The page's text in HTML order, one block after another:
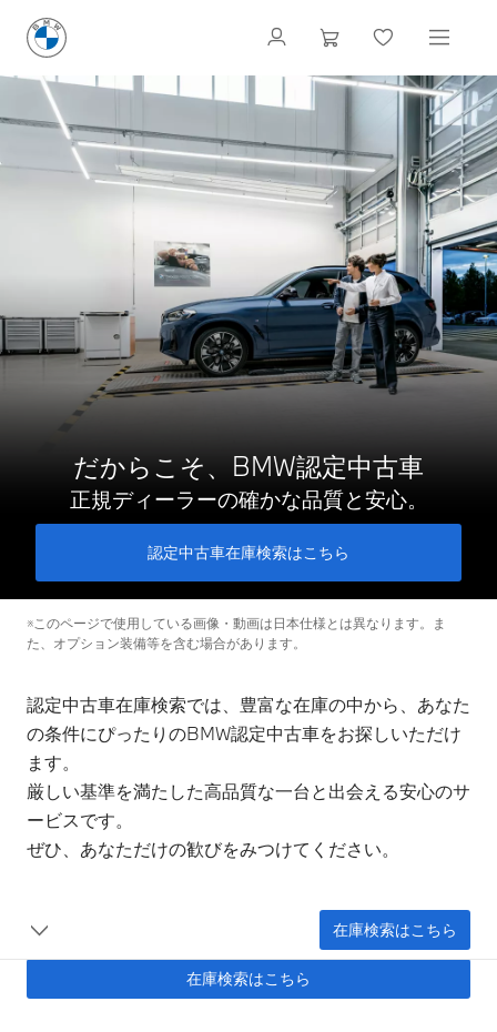
だからこそ、BMW認定中古車
正規ディーラーの確かな品質と安心。
認定中古車在庫検索はこちら
※このページで使用している画像・動画は日本仕様とは異なります。ま
た、オプション装備等を含む場合があります。
認定中古車在庫検索では、豊富な在庫の中から、あなた
の条件にぴったりのBMW認定中古車をお探しいただけ
ます。
厳しい基準を満たした高品質な一台と出会える安心のサ
ービスです。
ぜひ、あなただけの歓びをみつけてください。
在庫検索はこちら
在庫検索はこちら